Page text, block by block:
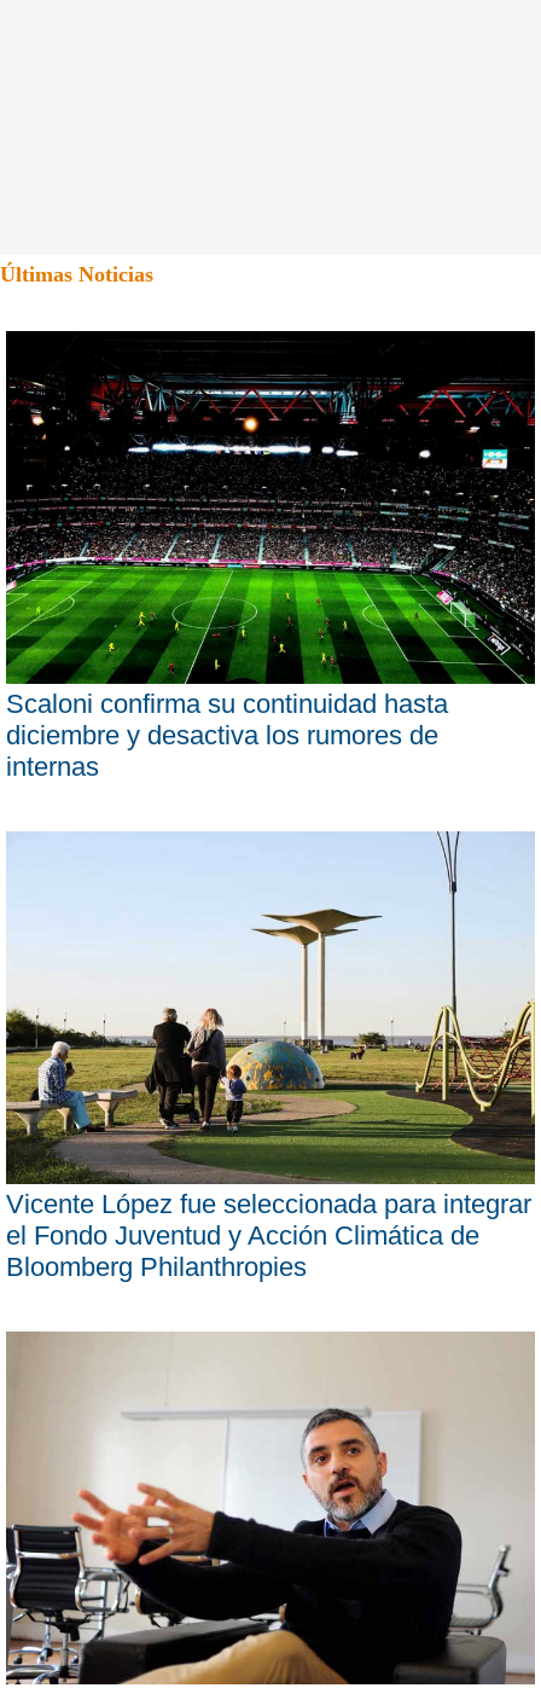
Últimas Noticias
Scaloni confirma su continuidad hasta
diciembre y desactiva los rumores de
internas
Vicente López fue seleccionada para integrar
el Fondo Juventud y Acción Climática de
Bloomberg Philanthropies